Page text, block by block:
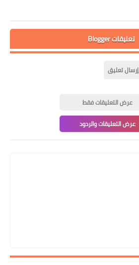
تعليقات Blogger
إرسال تعليق
عرض التعليقات فقط
عرض التعليقات والردود